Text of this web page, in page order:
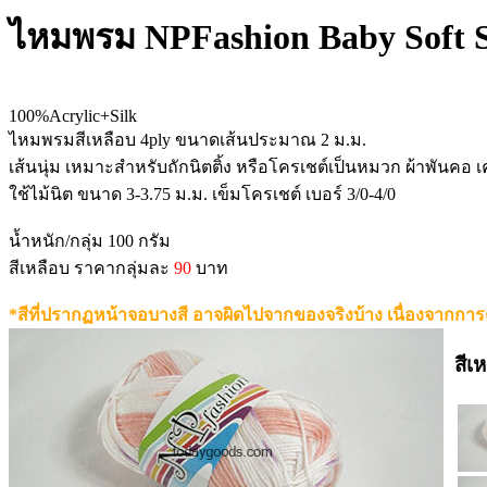
ไหมพรม NPFashion Baby Soft
100%Acrylic+Silk
ไหมพรมสีเหลือบ 4ply ขนาดเส้นประมาณ 2 ม.ม.
เส้นนุ่ม เหมาะสำหรับถักนิตติ้ง หรือโครเชต์เป็นหมวก ผ้าพันคอ
ใช้ไม้นิต ขนาด 3-3.75 ม.ม. เข็มโครเชต์ เบอร์ 3/0-4/0
น้ำหนัก/กลุ่ม 100 กรัม
สีเหลือบ ราคากลุ่มละ 90 บาท
*สีที่ปรากฏหน้าจอบางสี อาจผิดไปจากของจริงบ้าง เนื่องจากก
สีเ